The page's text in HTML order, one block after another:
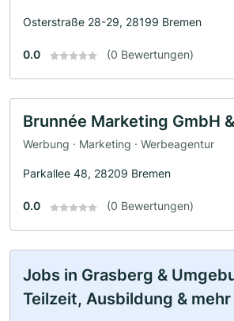
Osterstraße 28-29, 28199 Bremen
0.0 (0 Bewertungen)
Brunnée Marketing GmbH
Werbung · Marketing · Werbeagentur
Parkallee 48, 28209 Bremen
0.0 (0 Bewertungen)
Jobs in Grasberg &
Teilzeit, Ausbildung & mehr